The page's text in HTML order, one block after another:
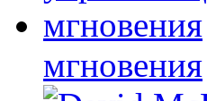
мгновения